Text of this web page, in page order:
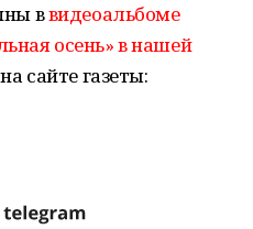
ввидеоальбоме
осень» в нашей
сайте газеты: